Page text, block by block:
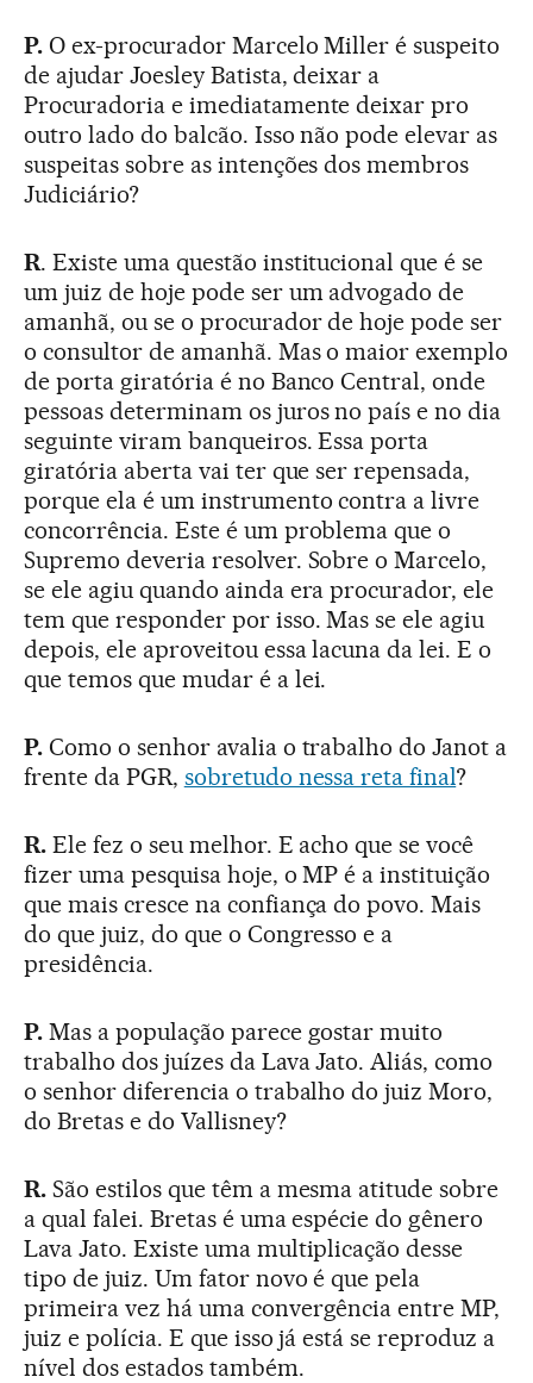
P.O ex-procurador Marcelo Miller é suspeito
de ajudar Joesley Batista, deixar a
Procuradoria e imediatamente deixar pro
outro lado do balcão. Isso não pode elevar as
suspeitas sobre as intenções dos membros
Judiciário?
R. Existe uma questão institucional que é se
um juiz de hoje pode ser um advogado de
amanhã, ou se o procurador de hoje pode ser
o consultor de amanhã. Mas o maior exemplo
de porta giratória é no Banco Central, onde
pessoas determinam os juros no país e no dia
seguinte viram banqueiros. Essa porta
giratória aberta vai ter que ser repensada,
porque ela é um instrumento contra a livre
concorrência. Este é um problema que o
Supremo deveria resolver. Sobre o Marcelo,
se ele agiu quando ainda era procurador, ele
tem que responder por isso. Mas se ele agiu
depois, ele aproveitou essa lacuna da lei. E o
que temos que mudar é a lei.
P.Como o senhor avalia o trabalho do Janot a
frente da PGR, sobretudo nessa reta final?
R.Ele fez o seu melhor. E acho que se você
fizer uma pesquisa hoje, o MP é a instituição
que mais cresce na confiança do povo. Mais
do que juiz, do que o Congresso e a
presidência.
P.Mas a população parece gostar muito
trabalho dos juízes da Lava Jato. Aliás, como
o senhor diferencia o trabalho do juiz Moro,
do Bretas e do Vallisney?
R.São estilos que têm a mesma atitude sobre
a qual falei. Bretas é uma espécie do gênero
Lava Jato. Existe uma multiplicação desse
tipo de juiz. Um fator novo é que pela
primeira vez há uma convergência entre MP,
juiz e polícia. E que isso já está se reproduz a
nível dos estados também.